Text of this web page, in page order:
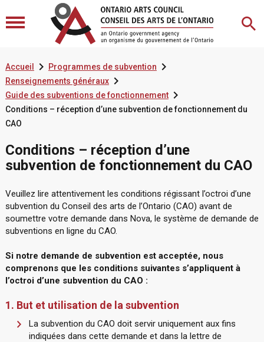
Accueil  Programmes de subvention
Renseignements généraux
Guide des subventions de fonctionnement
Conditions – réception d’une subvention de fonctionnement du
CAO
Conditions – réception d’une
subvention de fonctionnement du CAO
Veuillez lire attentivement les conditions régissant l’octroi d’une
subvention du Conseil des arts de l’Ontario (CAO) avant de
soumettre votre demande dans Nova, le système de demande de
subventions en ligne du CAO.
Si notre demande de subvention est acceptée, nous
comprenons que les conditions suivantes s’appliquent à
l’octroi d’une subvention du CAO :
1. But et utilisation de la subvention
La subvention du CAO doit servir uniquement aux fins
indiquées dans cette demande et dans la lettre de